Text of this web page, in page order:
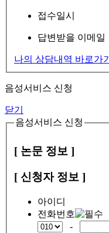
접수일시
답변받을 이메일
나의 상담내역 바로가기
음성서비스 신청
닫기
음성서비스 신청
[ 논문 정보 ]
[ 신청자 정보 ]
아이디
전화번호
-